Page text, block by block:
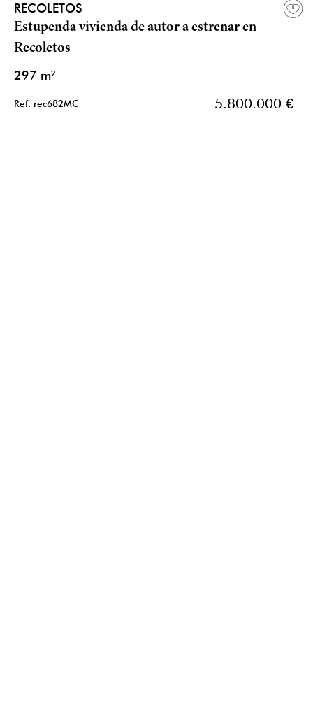
RECOLETOS
Estupenda vivienda de autor a estrenar en
Recoletos
297 m²
Ref: rec682MC 5.800.000 €